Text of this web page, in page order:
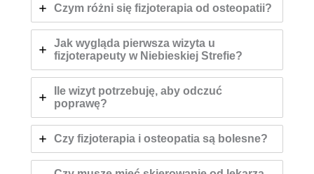
Czym różni się fizjoterapia od osteopatii?
Jak wygląda pierwsza wizyta u
fizjoterapeuty w Niebieskiej Strefie?
Ile wizyt potrzebuję, aby odczuć
poprawę?
Czy fizjoterapia i osteopatia są bolesne?